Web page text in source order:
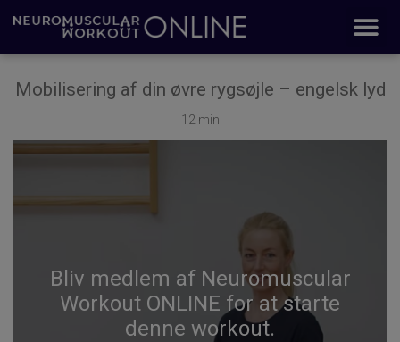
Mobilisering af din øvre rygsøjle – engelsk lyd
12 min
Bliv medlem af Neuromuscular
Workout ONLINE for at starte
denne workout.